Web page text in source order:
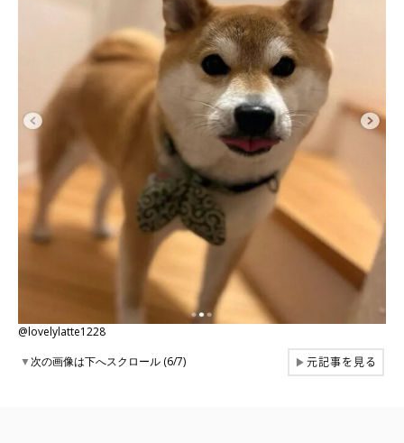
@lovelylatte1228
▼次の画像は下へスクロール (6/7) ▶元記事を見る